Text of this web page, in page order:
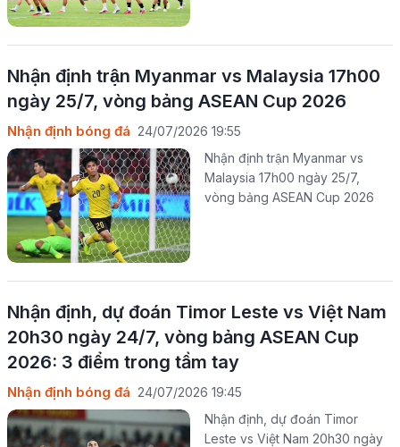
Nhận định trận Myanmar vs Malaysia 17h00
ngày 25/7, vòng bảng ASEAN Cup 2026
Nhận định bóng đá 24/07/2026 19:55
Nhận định trận Myanmar vs
Malaysia 17h00 ngày 25/7,
vòng bảng ASEAN Cup 2026
Nhận định, dự đoán Timor Leste vs Việt Nam
20h30 ngày 24/7, vòng bảng ASEAN Cup
2026: 3 điểm trong tầm tay
Nhận định bóng đá 24/07/2026 19:45
Nhận định, dự đoán Timor
Leste vs Việt Nam 20h30 ngày